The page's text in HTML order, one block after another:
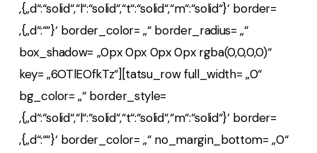
‚{„d“:“solid“,“l“:“solid“,“t“:“solid“,“m“:“solid“}‘ border=
‚{„d“:““}‘ border_color= „“ border_radius= „“
box_shadow= „0px 0px 0px 0px rgba(0,0,0,0)“
key= „6OTlEOfkTz“][tatsu_row full_width= „0“
bg_color= „“ border_style=
‚{„d“:“solid“,“l“:“solid“,“t“:“solid“,“m“:“solid“}‘ border=
‚{„d“:““}‘ border_color= „“ no_margin_bottom= „0“